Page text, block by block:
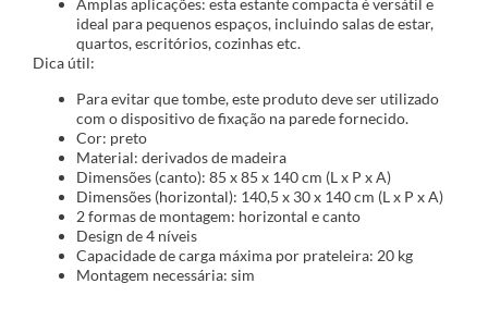
Amplas aplicações: esta estante compacta é versátil e
ideal para pequenos espaços, incluindo salas de estar,
quartos, escritórios, cozinhas etc.
Dica útil:
Para evitar que tombe, este produto deve ser utilizado
com o dispositivo de fixação na parede fornecido.
Cor: preto
Material: derivados de madeira
Dimensões (canto): 85 x 85 x 140 cm (L x P x A)
Dimensões (horizontal): 140,5 x 30 x 140 cm (L x P x A)
2 formas de montagem: horizontal e canto
Design de 4 níveis
Capacidade de carga máxima por prateleira: 20 kg
Montagem necessária: sim